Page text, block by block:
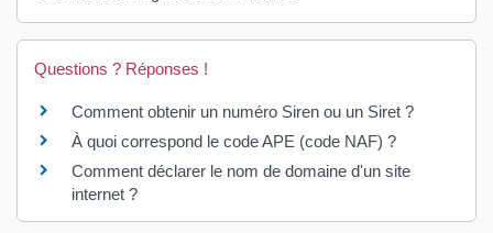
Questions ? Réponses !
Comment obtenir un numéro Siren ou un Siret ?
À quoi correspond le code APE (code NAF) ?
Comment déclarer le nom de domaine d'un site
internet ?